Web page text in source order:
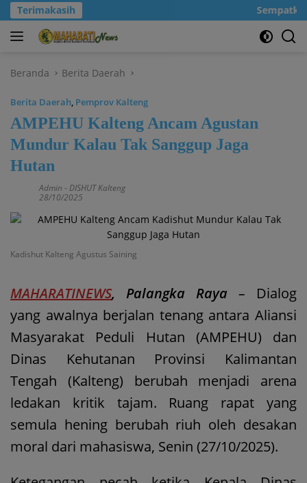
Langsung
ke
konten
Terimakasih
Beranda Berita Daerah
Berita Daerah, Pemprov Kalteng
AMPEHU Kalteng Ancam Agustan
Mundur Kalau Tak Sanggup Jaga
Hutan
Admin - DISHUT Kalteng
28/10/2025
Kadishut Kalteng Agustus Saining
MAHARATINEWS, Palangka Raya – Dialog
yang awalnya berjalan tenang antara Aliansi
Masyarakat Peduli Hutan (AMPEHU) dan
Dinas Kehutanan Provinsi Kalimantan
Tengah (Kalteng) berubah menjadi arena
ledakan kritik tajam. Ruang rapat yang
semula hening berubah riuh oleh desakan
moral dari mahasiswa, Senin (27/10/2025).